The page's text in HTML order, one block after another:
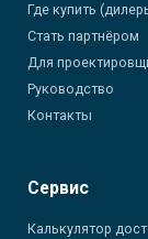
Где купить
Стать партнёром
Для
Руководство
Контакты
Сервис
Калькулятор